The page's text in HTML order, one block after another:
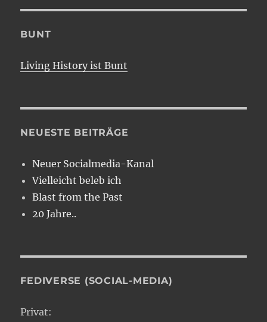
BUNT
Living History ist Bunt
NEUESTE BEITRÄGE
Neuer Socialmedia-Kanal
Vielleicht beleb ich
Blast from the Past
20 Jahre..
FEDIVERSE (SOCIAL-MEDIA)
Privat: